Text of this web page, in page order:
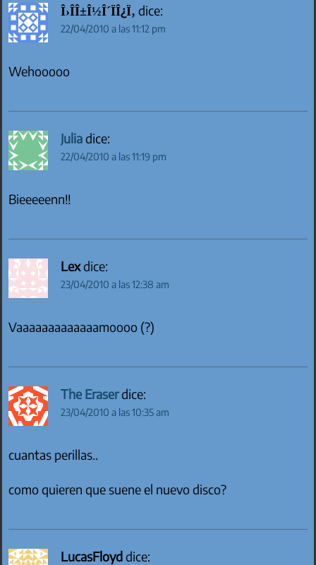
Î›Î­Î±Î½Î´ÏÎ¿Ï‚ dice:
22/04/2010 a las 11:12 pm
Wehooooo
Juliadice:
22/04/2010 a las 11:19 pm
Bieeeeenn!!
Lexdice:
23/04/2010 a las 12:38 am
Vaaaaaaaaaaaaamoooo (?)
The Eraserdice:
23/04/2010 a las 10:35 am
cuantas perillas..
como quieren que suene el nuevo disco?
LucasFloyd dice: